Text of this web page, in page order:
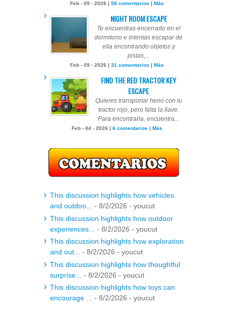
Feb - 09 - 2026 | 58 comentarios | Más
NIGHT ROOM ESCAPE
Te encuentras encerrado en el
dormitorio e intentas escapar de
ella encontrando objetos y
pistas,...
Feb - 09 - 2026 | 31 comentarios | Más
FIND THE RED TRACTOR KEY
ESCAPE
Quieres transportar heno con tu
tractor rojo, pero falta la llave.
Para encontrarla, encuentra...
Feb - 04 - 2026 | 6 comentarios | Más
This discussion highlights how vehicles
and outdoo... - 8/2/2026 - youcut
This discussion highlights how outdoor
experiences...
- 8/2/2026 - youcut
This discussion highlights how exploration
and out... - 8/2/2026 - youcut
This discussion highlights how thoughtful
surprise...
- 8/2/2026 - youcut
This discussion highlights how toys can
encourage ... - 8/2/2026 - youcut